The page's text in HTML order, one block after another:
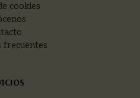
cookies
frecuentes